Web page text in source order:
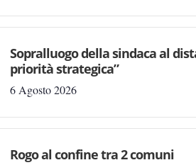
Sopralluogo della sindaca al
priorità strategica”
6 Agosto 2026
Rogo al confine tra 2 comuni